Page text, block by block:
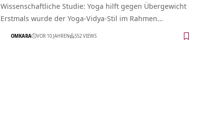
Wissenschaftliche Studie: Yoga hilft gegen Übergewicht
Erstmals wurde der Yoga-Vidya-Stil im Rahmen…
OMKARA VOR 10 JAHREN 552 VIEWS